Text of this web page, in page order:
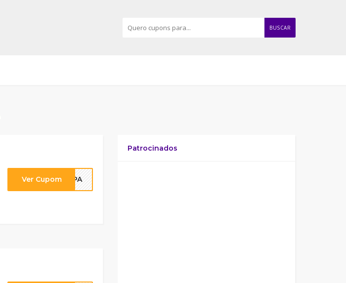
BUSCAR
Ver Cupom IMPA
Patrocinados